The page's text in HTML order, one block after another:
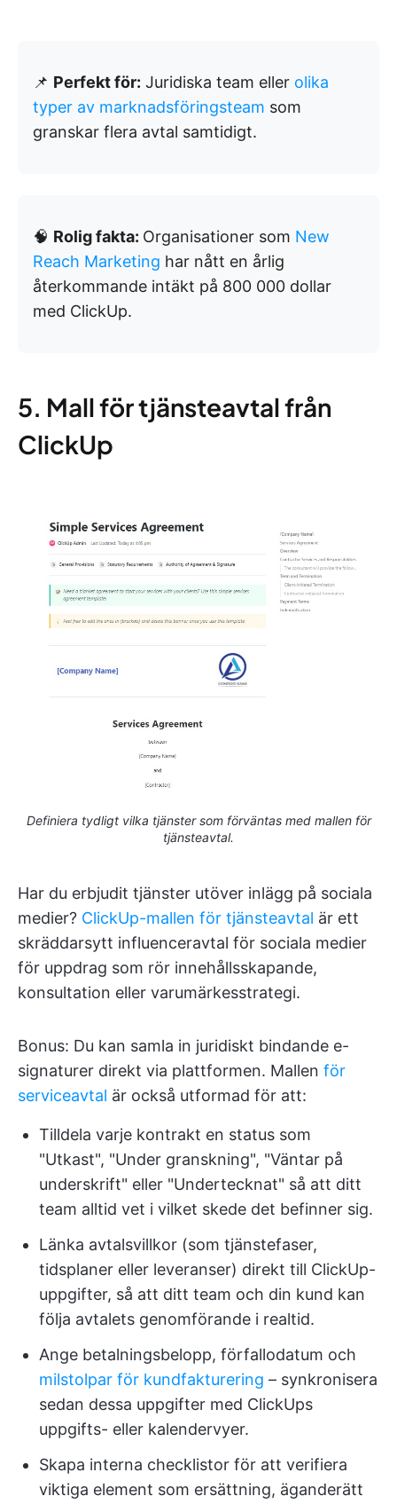
📌 Perfekt för: Juridiska team eller olika
typer av marknadsföringsteam som
granskar flera avtal samtidigt.
🧠 Rolig fakta: Organisationer som New
Reach Marketing har nått en årlig
återkommande intäkt på 800 000 dollar
med ClickUp.
5. Mall för tjänsteavtal från
ClickUp
Definiera tydligt vilka tjänster som förväntas med mallen för
tjänsteavtal.
Har du erbjudit tjänster utöver inlägg på sociala
medier? ClickUp-mallen för tjänsteavtal är ett
skräddarsytt influenceravtal för sociala medier
för uppdrag som rör innehållsskapande,
konsultation eller varumärkesstrategi.
Bonus: Du kan samla in juridiskt bindande e-
signaturer direkt via plattformen. Mallen för
serviceavtal är också utformad för att:
Tilldela varje kontrakt en status som
"Utkast", "Under granskning", "Väntar på
underskrift" eller "Undertecknat" så att ditt
team alltid vet i vilket skede det befinner sig.
Länka avtalsvillkor (som tjänstefaser,
tidsplaner eller leveranser) direkt till ClickUp-
uppgifter, så att ditt team och din kund kan
följa avtalets genomförande i realtid.
Ange betalningsbelopp, förfallodatum och
milstolpar för kundfakturering – synkronisera
sedan dessa uppgifter med ClickUps
uppgifts- eller kalendervyer.
Skapa interna checklistor för att verifiera
viktiga element som ersättning, äganderätt